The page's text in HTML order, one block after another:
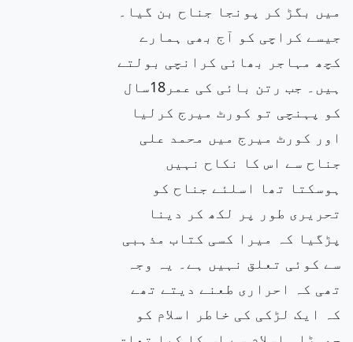
میں بگڑ کر پونجا جناح بن گیا۔
جیسے کراچی کو آج بھی ہمارے
کچھ مہاجر بھائی کرانچی بولتے
ہیں۔ جب رتن بائی کی عمر18سال
کو پہنچی تو کورٹ میرج کرلیا
اور کورٹ میرج میں محمد علی
جناح سے اس کا نکاح نہیں
ہوسکتا تھا اسلئے جناح کو
تحریری طور پر لکھ کر دینا
پڑگیا کہ میرا کسی کتاب مذہبی
سے کوئی تعلق نہیں ہے۔ یہ وجہ
تھی کہ احراری طعنے دیتے تھے
کہ ایک لڑکی کی خاطر اسلام کو